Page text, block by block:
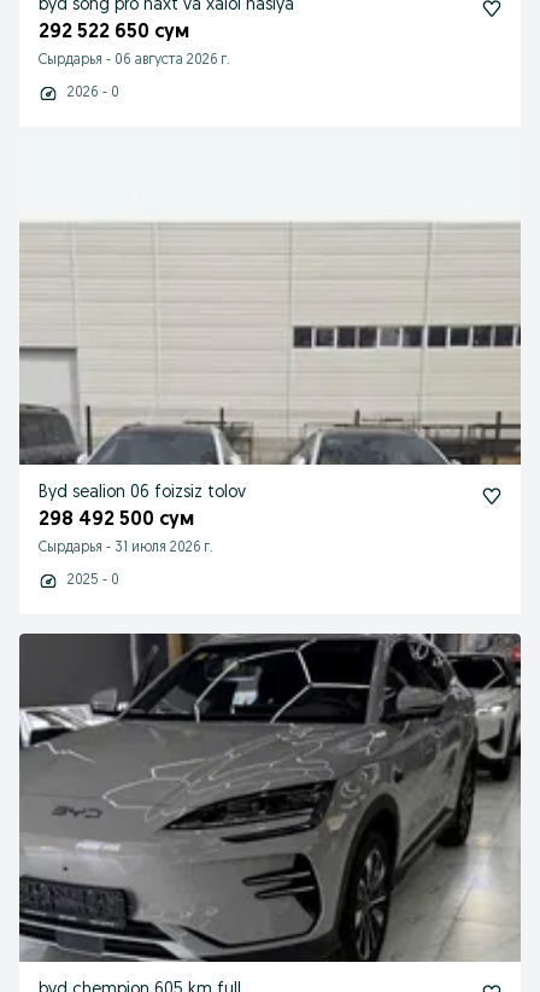
byd song pro naxt va xalol nasiya
292 522 650 сум
Сырдарья - 06 августа 2026 г.
2026 - 0
Byd sealion 06 foizsiz tolov
298 492 500 сум
Сырдарья - 31 июля 2026 г.
2025 - 0